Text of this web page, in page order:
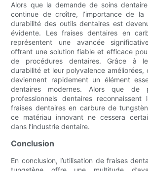
Alors que la demande de soins
continue de croître, l’importance de
durabilité des outils dentaires est
évidente. Les fraises dentaires en
représentent une avancée
offrant une solution fiable et efficace
de procédures dentaires. Grâce à
durabilité et leur polyvalence améliorées,
deviennent rapidement un élément
dentaires modernes. Alors que
professionnels dentaires
fraises dentaires en carbure de
ce matériau innovant ne cessera
dans l’industrie dentaire.
Conclusion
En conclusion, l’utilisation de fraises